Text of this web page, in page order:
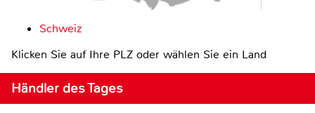
Schweiz
Klicken Sie auf Ihre PLZ oder wählen Sie ein Land
Händler des Tages